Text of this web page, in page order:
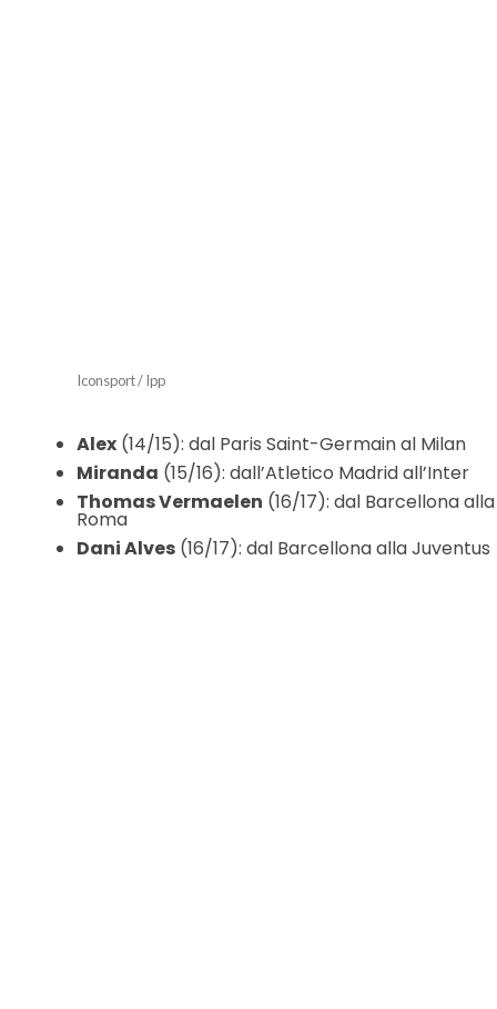
Iconsport / Ipp
Alex(14/15): dal Paris Saint-Germain al Milan
Miranda (15/16): dall’Atletico Madrid all’Inter
Thomas Vermaelen (16/17): dal Barcellona alla
Roma
Dani Alves(16/17): dal Barcellona alla Juventus